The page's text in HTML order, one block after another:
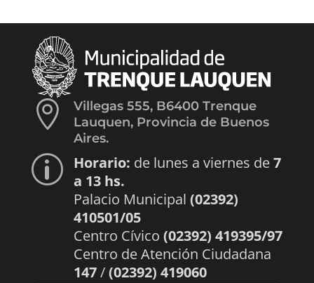

Villegas 555, B6400 Trenque
Lauquen, Provincia de Buenos
Aires.
p Horario: de lunes a viernes de7
a 13 hs.
Palacio Municipal (02392)
410501/05
Centro Cívico (02392) 419395/97
Centro de Atención Ciudadana
147/(02392) 419060